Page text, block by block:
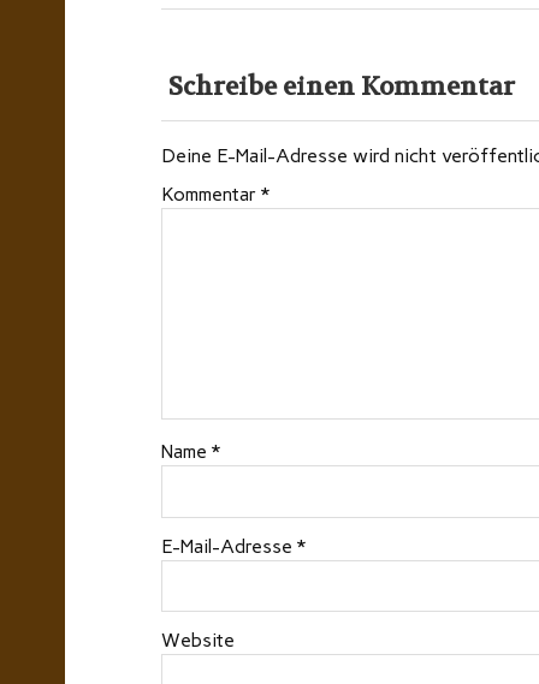
Schreibe einen Kommentar
Deine E-Mail-Adresse wird nicht
Kommentar *
Name *
E-Mail-Adresse *
Website